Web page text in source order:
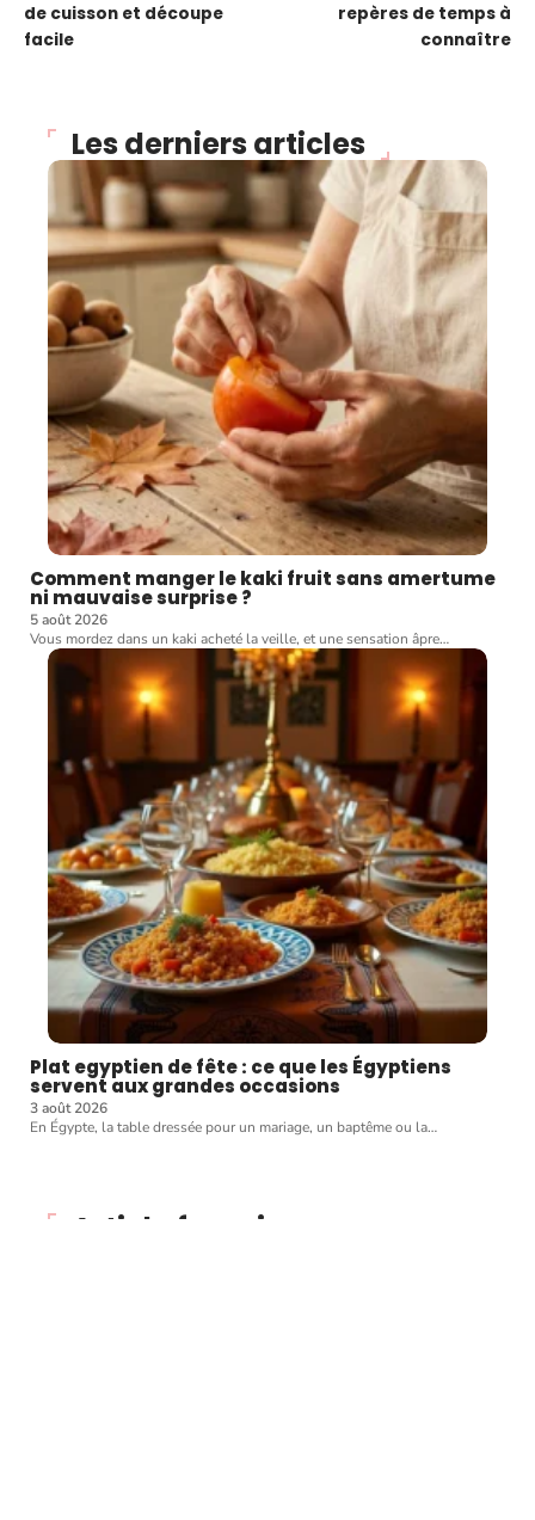
de cuisson et découpe
facile
repères de temps à
connaître
Les derniers articles
Comment manger le kaki fruit sans amertume
ni mauvaise surprise ?
5 août 2026
Vous mordez dans un kaki acheté la veille, et une sensation âpre…
Plat egyptien de fête : ce que les Égyptiens
servent aux grandes occasions
3 août 2026
En Égypte, la table dressée pour un mariage, un baptême ou la…
Article favori